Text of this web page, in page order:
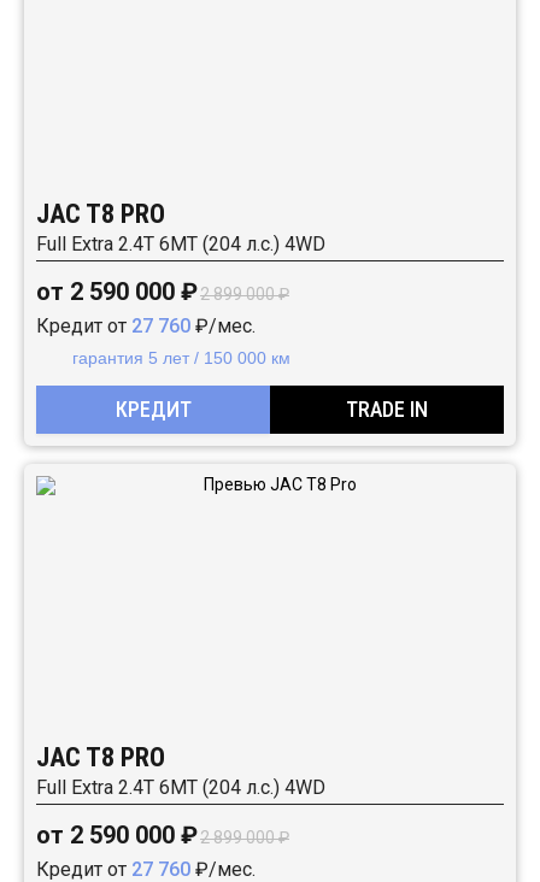
JAC T8 PRO
Full Extra 2.4T 6MT (204 л.с.) 4WD
от 2 590 000 ₽2 899 000 ₽
Кредит от 27 760 ₽/мес.
гарантия 5 лет / 150 000 км
КРЕДИТ TRADE IN
JAC T8 PRO
Full Extra 2.4T 6MT (204 л.с.) 4WD
от 2 590 000 ₽2 899 000 ₽
Кредит от 27 760 ₽/мес.